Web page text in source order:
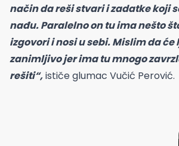
način da reši stvari i zadatke koji
nađu. Paralelno on tu ima nešto
izgovori i nosi u sebi. Mislim da
zanimljivo jer ima tu mnogo
rešiti“,ističe glumac Vučić Perović.